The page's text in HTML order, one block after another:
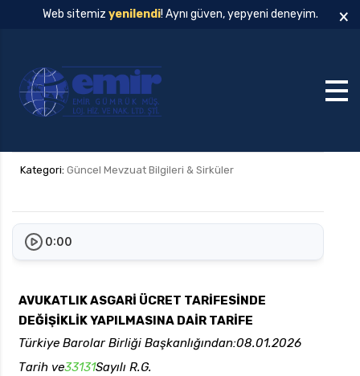
Web sitemiz yenilendi! Aynı güven, yepyeni deneyim. ×
Kategori: Güncel Mevzuat Bilgileri & Sirküler
0:00
AVUKATLIK ASGARİ ÜCRET TARİFESİNDE
DEĞİŞİKLİK YAPILMASINA DAİR TARİFE
Türkiye Barolar Birliği Başkanlığından:08.01.2026
Tarih ve33131Sayılı R.G.